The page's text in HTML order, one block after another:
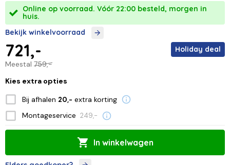
Online op voorraad. Vóór 22:00 besteld, morgen in
huis.
Bekijk winkelvoorraad
Meestal 759,-
721,- Holiday deal
Kies extra opties
Bij afhalen 20,- extra korting
Montageservice 249,-
In winkelwagen